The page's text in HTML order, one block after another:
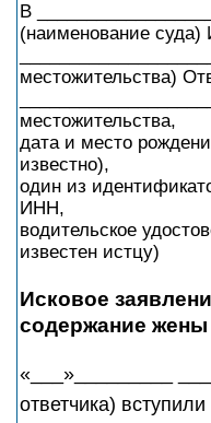
В
(наименование суда)
местожительства)
местожительства,
дата и место
известно),
один из
ИНН,
водительское
известен истцу)
Исковое
содержание жены
«___»_________
ответчика)